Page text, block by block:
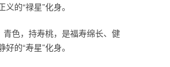
的“禄星”化身。
青色，持寿桃，是福寿绵长、健
的“寿星”化身。